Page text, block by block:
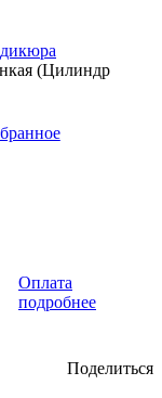
(Цилиндр
Оплата
подробнее
Поделиться